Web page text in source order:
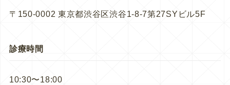
〒150-0002 東京都渋谷区渋谷1-8-7第27SYビル5F
診療時間
10:30〜18:00